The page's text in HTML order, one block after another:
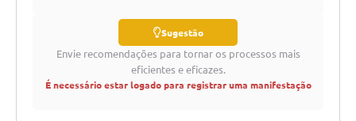
Sugestão
Envie recomendações para tornar os processos mais
eficientes e eficazes.
É necessário estar logado para registrar uma manifestação